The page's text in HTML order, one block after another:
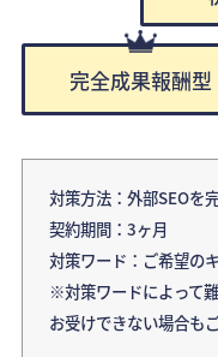
完全成果報酬型
対策方法：外部SEOを
契約期間：3ヶ月
対策ワード：ご希望の
※対策ワードによって
お受けできない場合も